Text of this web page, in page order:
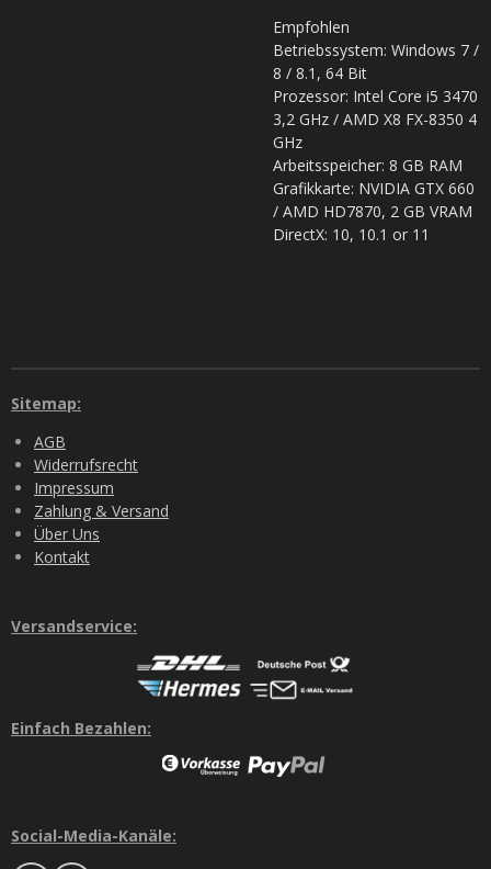
Empfohlen
Betriebssystem: Windows 7 /
8 / 8.1, 64 Bit
Prozessor: Intel Core i5 3470
3,2 GHz / AMD X8 FX-8350 4
GHz
Arbeitsspeicher: 8 GB RAM
Grafikkarte: NVIDIA GTX 660
/ AMD HD7870, 2 GB VRAM
DirectX: 10, 10.1 or 11
Sitemap:
AGB
Widerrufsrecht
Impressum
Zahlung & Versand
Über Uns
Kontakt
Versandservice:
Einfach Bezahlen:
Social-Media-Kanäle: